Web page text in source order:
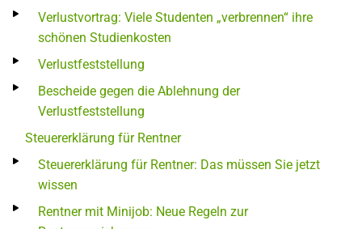
Verlustvortrag: Viele Studenten „verbrennen“ ihre
schönen Studienkosten
Verlustfeststellung
Bescheide gegen die Ablehnung der
Verlustfeststellung
Steuererklärung für Rentner
Steuererklärung für Rentner: Das müssen Sie jetzt
wissen
Rentner mit Minijob: Neue Regeln zur